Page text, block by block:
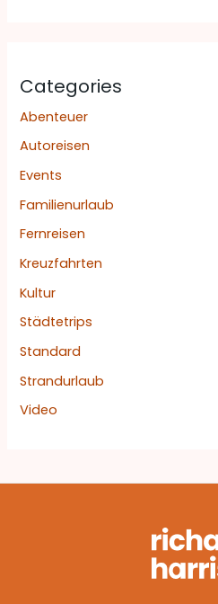
Categories
Abenteuer
Autoreisen
Events
Familienurlaub
Fernreisen
Kreuzfahrten
Kultur
Städtetrips
Standard
Strandurlaub
Video